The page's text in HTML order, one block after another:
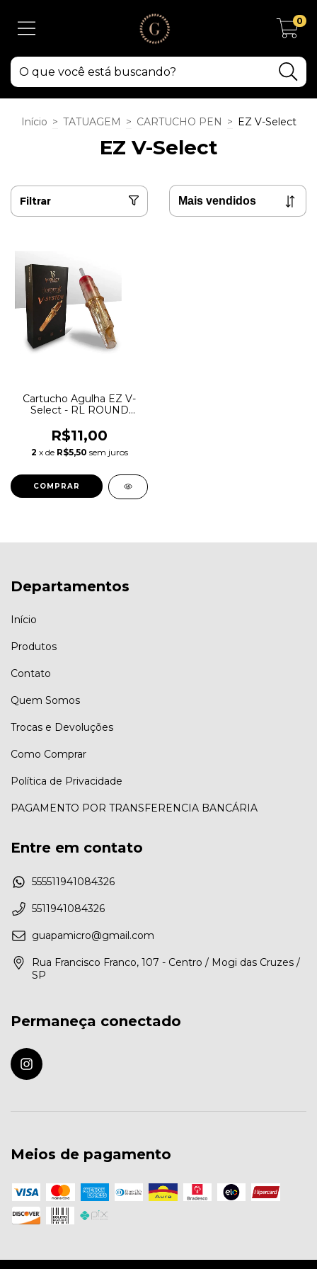
0
Início > TATUAGEM > CARTUCHO PEN > EZ V-Select
EZ V-Select
Filtrar
Cartucho Agulha EZ V-
Select - RL ROUND
R$11,00
2 x de R$5,50 sem juros
COMPRAR
Departamentos
Início
Produtos
Contato
Quem Somos
Trocas e Devoluções
Como Comprar
Política de Privacidade
PAGAMENTO POR TRANSFERENCIA BANCÁRIA
Entre em contato
555511941084326
5511941084326
guapamicro@gmail.com
Rua Francisco Franco, 107 - Centro / Mogi das Cruzes /
SP
Permaneça conectado
Meios de pagamento